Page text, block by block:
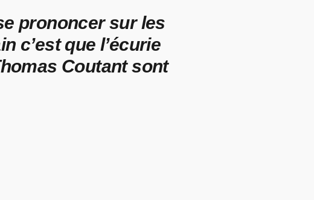
prononcer sur les
c’est que l’écurie
Coutant sont